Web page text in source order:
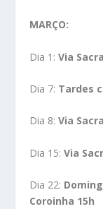
MARÇO:
Dia 1:Via
Dia 7: Tardes
Dia 8:Via
Dia 15:Via
Dia 22:
Coroinha 15h